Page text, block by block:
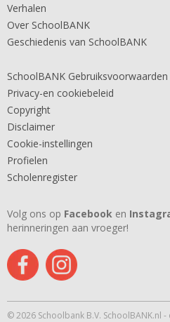
Verhalen
Over SchoolBANK
Geschiedenis van SchoolBANK
SchoolBANK Gebruiksvoorwaarden
Privacy-en cookiebeleid
Copyright
Disclaimer
Cookie-instellingen
Profielen
Scholenregister
Volg ons op Facebook en
herinneringen aan vroeger!
© 2026 Schoolbank B.V. SchoolBANK.nl